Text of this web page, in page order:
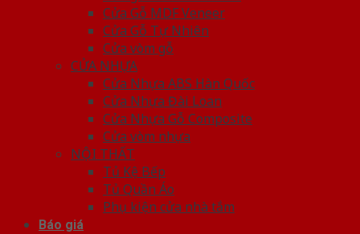
Cửa Gỗ MDF Veneer
Cửa Gỗ Tự Nhiên
Cửa vòm gỗ
CỬA NHỰA
Cửa Nhựa ABS Hàn Quốc
Cửa Nhựa Đài Loan
Cửa Nhựa Gỗ Composite
Cửa vòm nhựa
NỘI THẤT
Tủ Kệ Bếp
Tủ Quần Áo
Phụ kiện cửa nhà tắm
Báo giá